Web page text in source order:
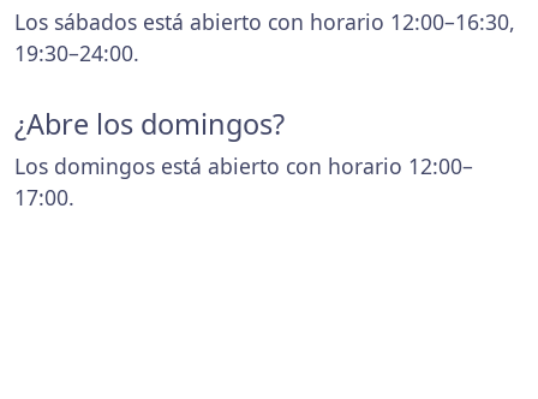
Los sábados está abierto con horario 12:00–16:30,
19:30–24:00.
¿Abre los domingos?
Los domingos está abierto con horario 12:00–
17:00.